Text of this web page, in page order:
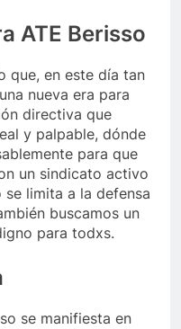
ATE Berisso
que, en este día tan
nueva era para
directiva que
y palpable, dónde
para que
un sindicato activo
limita a la defensa
buscamos un
para todxs.
se manifiesta en